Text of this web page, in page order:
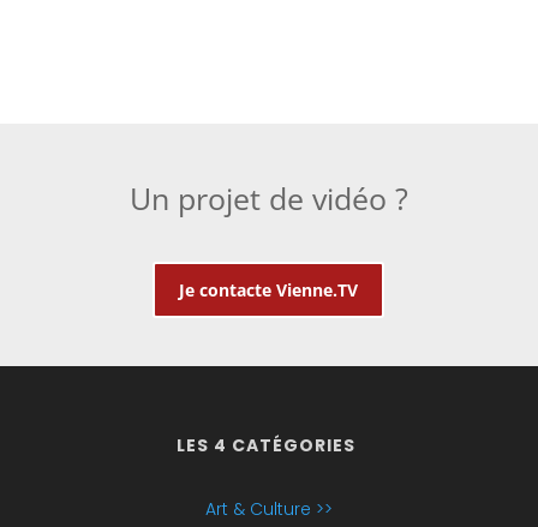
Un projet de vidéo ?
Je contacte Vienne.TV
LES 4 CATÉGORIES
Art & Culture >>